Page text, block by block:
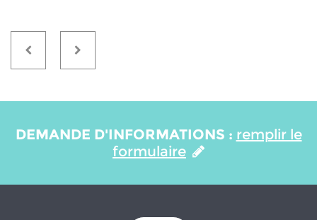
DEMANDE D'INFORMATIONS : remplir le
formulaire